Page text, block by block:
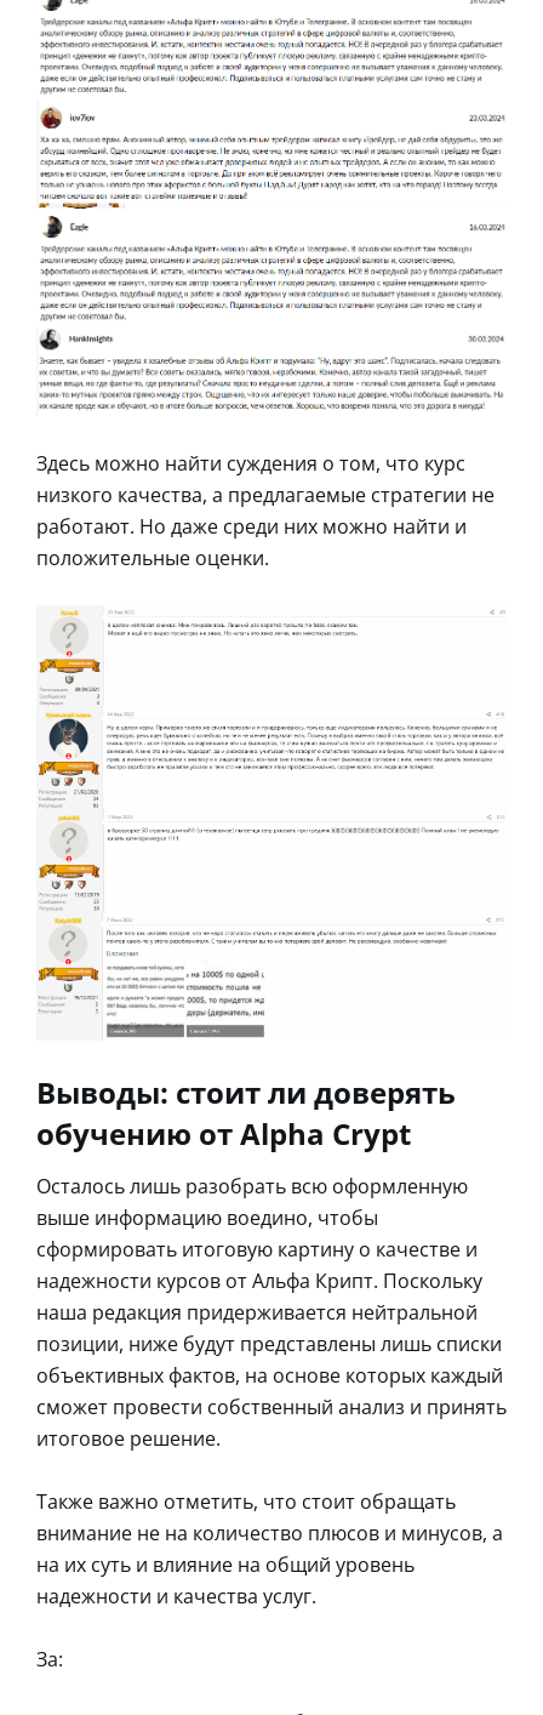
Здесь можно найти суждения о том, что курс
низкого качества, а предлагаемые стратегии не
работают. Но даже среди них можно найти и
положительные оценки.
Выводы: стоит ли доверять
обучению от Alpha Crypt
Осталось лишь разобрать всю оформленную
выше информацию воедино, чтобы
сформировать итоговую картину о качестве и
надежности курсов от Альфа Крипт. Поскольку
наша редакция придерживается нейтральной
позиции, ниже будут представлены лишь списки
объективных фактов, на основе которых каждый
сможет провести собственный анализ и принять
итоговое решение.
Также важно отметить, что стоит обращать
внимание не на количество плюсов и минусов, а
на их суть и влияние на общий уровень
надежности и качества услуг.
За: